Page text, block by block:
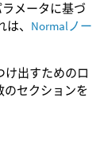
ラメータに基づ
、 Normalノー
け出すためのロ
セクションを